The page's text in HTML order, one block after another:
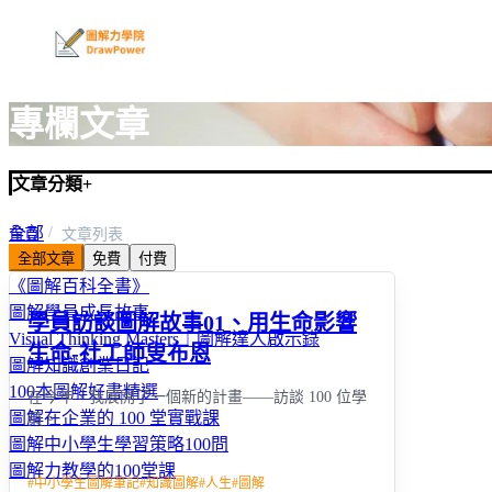
專欄文章
文章分類+
全部
圖解親子教養100問
《圖解百科全書》
圖解學員成長故事
Visual Thinking Masters｜圖解達人啟示錄
圖解知識創業日記
100本圖解好書精選
圖解在企業的 100 堂實戰課
圖解中小學生學習策略100問
圖解力教學的100堂課
首頁
文章列表
全部文章
免費 付費
學員訪談圖解故事01、用生命影響
生命-社工師叟布恩
在今年，我展開了一個新的計畫——訪談 100 位學
員。
#中小學生圖解筆記#知識圖解#人生#圖解